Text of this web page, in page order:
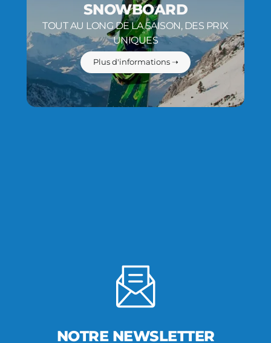
SNOWBOARD
TOUT AU LONG DE LA SAISON, DES PRIX
UNIQUES
Plus d'informations ➝
NOTRE NEWSLETTER